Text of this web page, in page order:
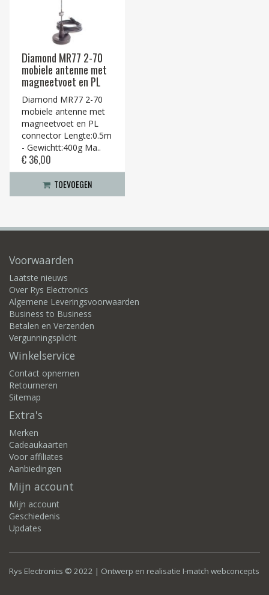
Diamond MR77 2-70
mobiele antenne met
magneetvoet en PL
Diamond MR77 2-70
mobiele antenne met
magneetvoet en PL
connector Lengte:0.5m
- Gewichtt:400g Ma..
€ 36,00
TOEVOEGEN
Voorwaarden
Laatste nieuws
Over Rys Electronics
Algemene Leveringsvoorwaarden
Business to Business
Betalen en Verzenden
Vergunningsplicht
Winkelservice
Contact opnemen
Retourneren
Sitemap
Extra's
Merken
Cadeaukaarten
Voor affiliates
Aanbiedingen
Mijn account
Mijn account
Geschiedenis
Updates
Rys Electronics © 2022 | Ontwerp en realisatie I-match webconcepts